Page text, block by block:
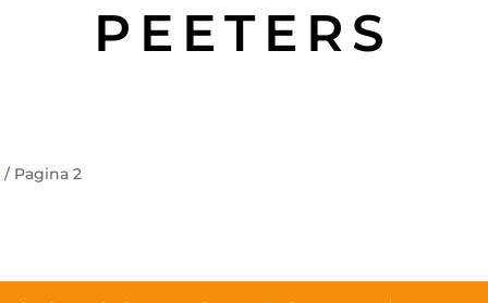
PEETERS
/ Pagina 2